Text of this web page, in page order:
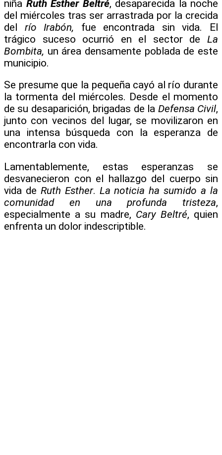
niña Ruth Esther Beltré, desaparecida la noche
del miércoles tras ser arrastrada por la crecida
del río Irabón, fue encontrada sin vida. El
trágico suceso ocurrió en el sector de La
Bombita, un área densamente poblada de este
municipio.
Se presume que la pequeña cayó al río durante
la tormenta del miércoles. Desde el momento
de su desaparición, brigadas de la Defensa Civil,
junto con vecinos del lugar, se movilizaron en
una intensa búsqueda con la esperanza de
encontrarla con vida.
Lamentablemente, estas esperanzas se
desvanecieron con el hallazgo del cuerpo sin
vida de Ruth Esther. La noticia ha sumido a la
comunidad en una profunda tristeza,
especialmente a su madre, Cary Beltré, quien
enfrenta un dolor indescriptible.